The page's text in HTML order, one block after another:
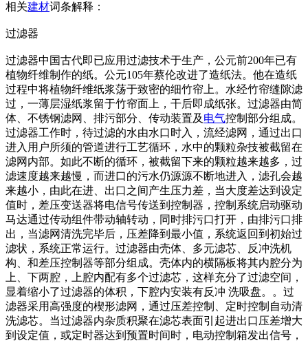
相关建材词条解释：
过滤器
过滤器中国古代即已应用过滤技术于生产，公元前200年已有
植物纤维制作的纸。公元105年蔡伦改进了造纸法。他在造纸
过程中将植物纤维纸浆荡于致密的细竹帘上。水经竹帘缝隙滤
过，一薄层湿纸浆留于竹帘面上，干后即成纸张。过滤器由简
体、不锈钢滤网、排污部分、传动装置及 电气控制部分组成。
过滤器工作时，待过滤的水由水口时入，流经滤网，通过出口
进入用户所须的管道进行工艺循环，水中的颗粒杂技被截留在
滤网内部。如此不断的循环，被截留下来的颗粒越来越多，过
滤速度越来越慢，而进口的污水仍源源不断地进入，滤孔会越
来越小，由此在进、出口之间产生压力差，当大度差达到设定
值时，差压变送器将电信号传送到控制器，控制系统启动驱动
马达通过传动组件带动轴转动，同时排污口打开，由排污口排
出，当滤网清洗完毕后，压差降到最小值，系统返回到初始过
滤状，系统正常运行。过滤器由壳体、多元滤芯、反冲洗机
构、和差压控制器等部分组成。壳体内的横隔板将其内腔分为
上、下两腔，上腔内配有多个过滤芯，这样充分了过滤空间，
显着缩小了过滤器的体积，下腔内安装有反冲 洗吸盘。。过
滤器采用高强度的楔形滤网，通过压差控制、定时控制自动清
洗滤芯。当过滤器内杂质积聚在滤芯表面引起进出口压差增大
到设定值，或定时器达到预置时间时，电动控制箱发出信号，